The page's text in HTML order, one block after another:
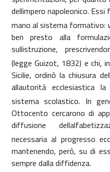
dellimpero napoleonico.
mano al sistema formativo:
ben presto alla
sullistruzione,
(legge Guizot, 1832) e chi,
Sicilie, ordinò la chiusura
allautorità ecclesiastica
sistema scolastico. In
Ottocento cercarono di
diffusione
necessaria al progresso
mantenendo, però, su di
sempre dalla diffidenza.